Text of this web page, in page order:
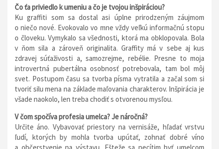
Čo ťa priviedlo k umeniu a čo je tvojou inšpiráciou?
Ku graffiti som sa dostal asi úplne prirodzeným záujmom
o niečo nové. Evokovalo vo mne vždy veľkú informačnú stopu
o človeku. Vymykalo sa všednosti, ktorá ma obklopovala. Bola
v ňom sila a zároveň originalita. Graffity má v sebe aj kus
zdravej súťaživosti a, samozrejme, rebélie. Presne to moja
introvertná pubertálna osobnosť potrebovala, tam bol môj
svet. Postupom času sa tvorba písma vytratila a začal som si
tvoriť silu mena na základe maľovania charakterov. Inšpirácia je
všade naokolo, len treba chodiť s otvorenou mysľou.
V čom spočíva profesia umelca? Je náročná?
Určite áno. Vybavovať priestory na vernisáže, hľadať vrstvu
ľudí, ktorých by mohla tvorba upútať, zohnať dobré víno